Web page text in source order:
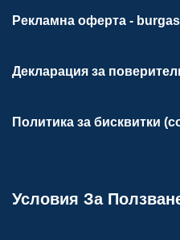
Рекламна оферта -
Декларация за
Политика за бисквитки
Условия За